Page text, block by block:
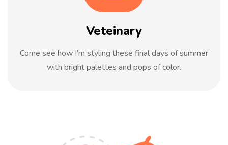
Veteinary
Come see how I’m styling these final days of summer
with bright palettes and pops of color.